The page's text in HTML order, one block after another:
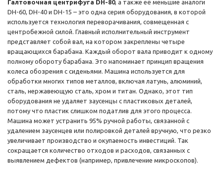
Галтовочная центрифуга DH-80, а также её меньшие аналоги
DH-60, DH-40 и DH-15 – это одна серия оборудования, в которой
используется технология переворачивания, совмещенная с
центробежной силой. Главный исполнительный инструмент
представляет собой вал, на котором закреплены четыре
вращающихся барабана. Каждый оборот вала приводит к одному
полному обороту барабана. Это напоминает принцип вращения
колеса обозрения с сиденьями. Машина используется для
обработки многих типов металлов, включая латунь, алюминий,
сталь, нержавеющую сталь, хром и титан. Однако, этот тип
оборудования не удаляет заусенцы с пластиковых деталей,
потому что пластик слишком податлив для этого процесса.
Машина может устранить 95% ручной работы, связанной с
удалением заусенцев или полировкой деталей вручную, что резко
увеличивает производство и окупаемость инвестиций. Так
сокращается количество отходов и расходов, связанных с
выявлением дефектов (например, привлечение микроскопов).